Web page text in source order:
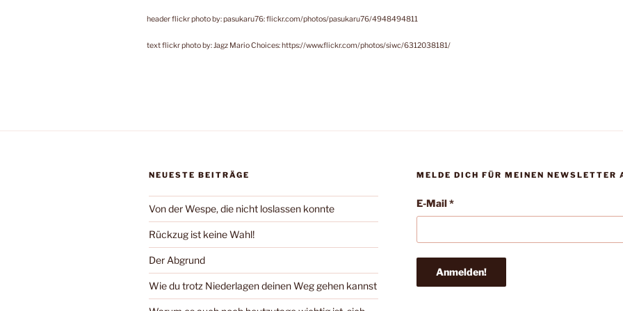
header flickr photo by: pasukaru76: flickr.com/photos/pasukaru76/4948494811
text flickr photo by: Jagz Mario Choices: https://www.flickr.com/photos/siwc/6312038181/
NEUESTE BEITRÄGE
Von der Wespe, die nicht loslassen konnte
Rückzug ist keine Wahl!
Der Abgrund
Wie du trotz Niederlagen deinen Weg gehen kannst
MELDE DICH FÜR MEINEN NEWSLETTER
E-Mail*